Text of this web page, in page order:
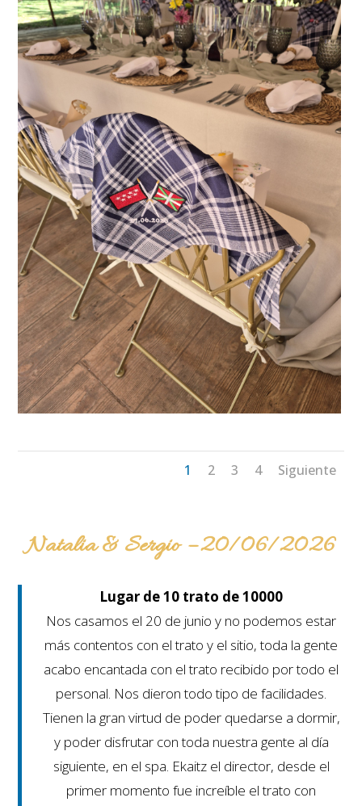
1 2 3 4 Siguiente
Natalia & Sergio – 20/06/2026
Lugar de 10 trato de 10000
Nos casamos el 20 de junio y no podemos estar
más contentos con el trato y el sitio, toda la gente
acabo encantada con el trato recibido por todo el
personal. Nos dieron todo tipo de facilidades.
Tienen la gran virtud de poder quedarse a dormir,
y poder disfrutar con toda nuestra gente al día
siguiente, en el spa. Ekaitz el director, desde el
primer momento fue increíble el trato con